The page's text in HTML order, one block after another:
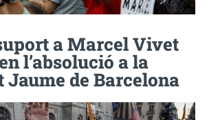
a Marcel Vivet
l’absolució a la
Jaume de Barcelona